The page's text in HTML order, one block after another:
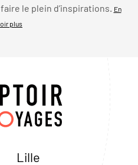
le plein d’inspirations.
En
plus
Lille